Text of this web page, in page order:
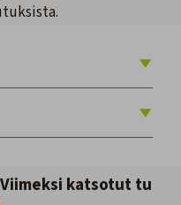
Viimeksi katsotut